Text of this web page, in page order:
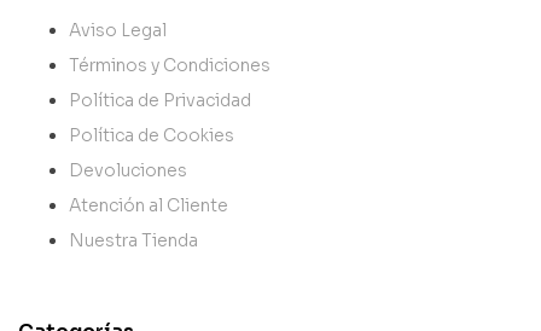
Aviso Legal
Términos y Condiciones
Política de Privacidad
Política de Cookies
Devoluciones
Atención al Cliente
Nuestra Tienda